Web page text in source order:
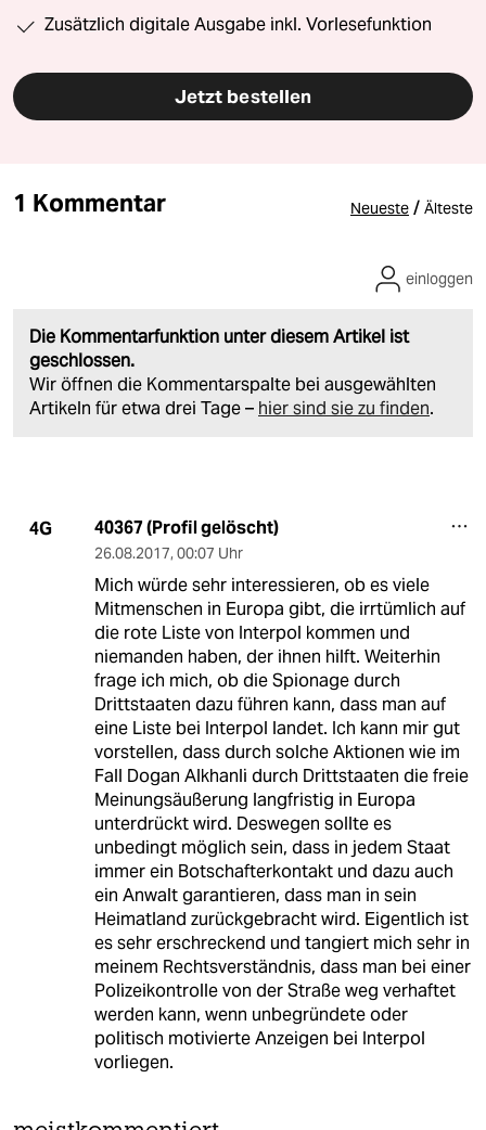
Zusätzlich digitale Ausgabe inkl. Vorlesefunktion
Jetzt bestellen
1 Kommentar Neueste / Älteste
Die Kommentarfunktion unter diesem Artikel ist
geschlossen.
Wir öffnen die Kommentarspalte bei ausgewählten
Artikeln für etwa drei Tage – hier sind sie zu finden.
einloggen
4G 40367 (Profil gelöscht)
26.08.2017, 00:07 Uhr
Mich würde sehr interessieren, ob es viele
Mitmenschen in Europa gibt, die irrtümlich auf
die rote Liste von Interpol kommen und
niemanden haben, der ihnen hilft. Weiterhin
frage ich mich, ob die Spionage durch
Drittstaaten dazu führen kann, dass man auf
eine Liste bei Interpol landet. Ich kann mir gut
vorstellen, dass durch solche Aktionen wie im
Fall Dogan Alkhanli durch Drittstaaten die freie
Meinungsäußerung langfristig in Europa
unterdrückt wird. Deswegen sollte es
unbedingt möglich sein, dass in jedem Staat
immer ein Botschafterkontakt und dazu auch
ein Anwalt garantieren, dass man in sein
Heimatland zurückgebracht wird. Eigentlich ist
es sehr erschreckend und tangiert mich sehr in
meinem Rechtsverständnis, dass man bei einer
Polizeikontrolle von der Straße weg verhaftet
werden kann, wenn unbegründete oder
politisch motivierte Anzeigen bei Interpol
vorliegen.